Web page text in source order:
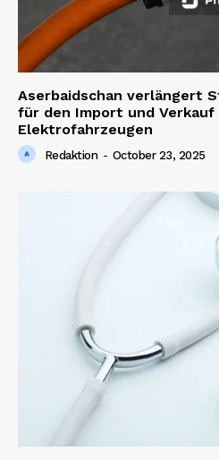
Aserbaidschan verlängert
für den Import und Verkauf
Elektrofahrzeugen
Redaktion - October 23, 2025